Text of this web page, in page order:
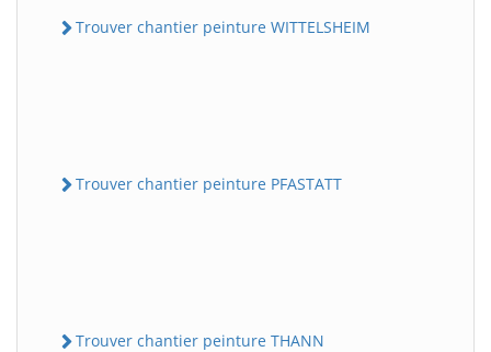
Trouver chantier peinture WITTELSHEIM
Trouver chantier peinture PFASTATT
Trouver chantier peinture THANN